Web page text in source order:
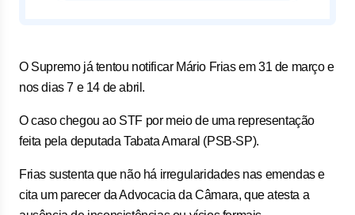
O Supremo já tentou notificar Mário Frias em 31 de março e
nos dias 7 e 14 de abril.
O caso chegou ao STF por meio de uma representação
feita pela deputada Tabata Amaral (PSB-SP).
Frias sustenta que não há irregularidades nas emendas e
cita um parecer da Advocacia da Câmara, que atesta a